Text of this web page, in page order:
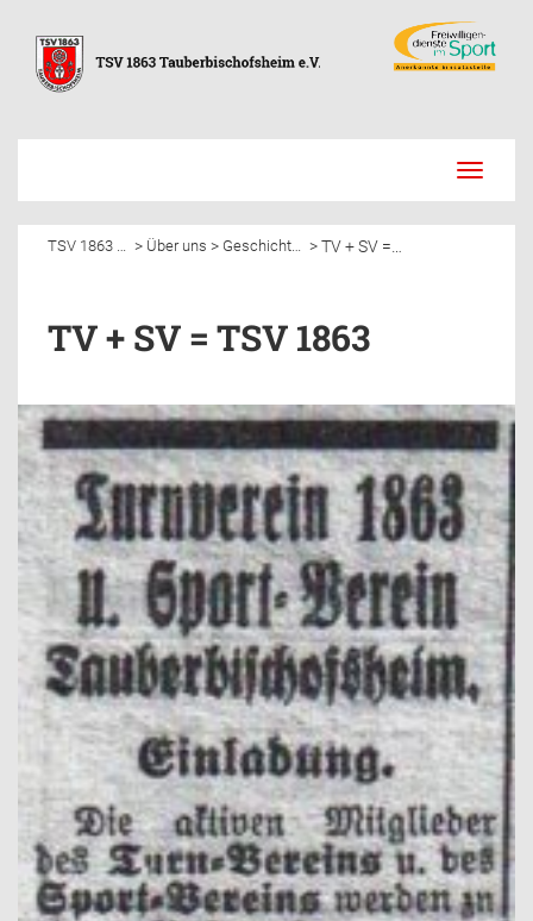
Toggle
TSV 1863 Tauberbischofsheim e.V. > Über uns > Geschichte des TSV 1863 Tauberbischofsheim > TV + SV = TSV 1863
TV + SV = TSV 1863